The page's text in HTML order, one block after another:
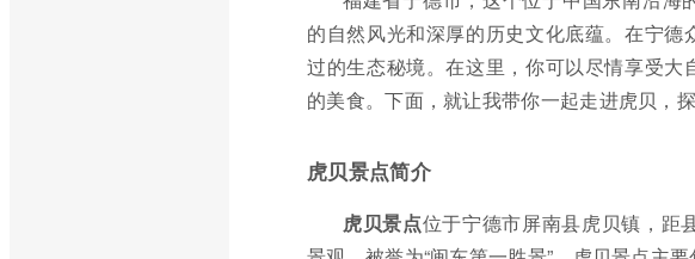
的自然风光和深厚的历史文化底蕴。在宁德
过的生态秘境。在这里，你可以尽情享受
的美食。下面，就让我带你一起走进虎贝，
虎贝景点简介
虎贝景点位于宁德市屏南县虎贝镇，距